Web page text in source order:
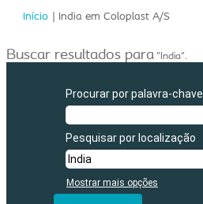
Início | India em Coloplast A/S(página
Buscar resultados para"India".
Procurar por palavra-chave
Pesquisar por localização
Mostrar mais opções